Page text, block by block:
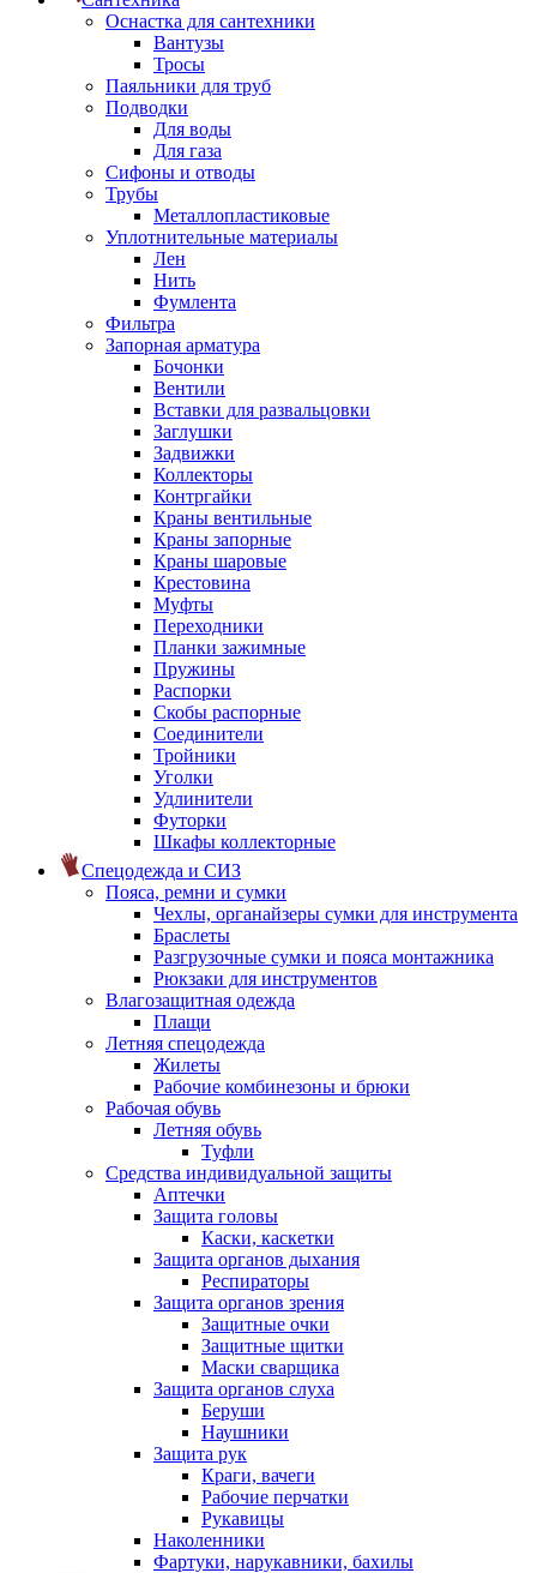
Оснастка для сантехники
Вантузы
Тросы
Паяльники для труб
Подводки
Для воды
Для газа
Сифоны и отводы
Трубы
Металлопластиковые
Уплотнительные материалы
Лен
Нить
Фумлента
Фильтра
Запорная арматура
Бочонки
Вентили
Вставки для развальцовки
Заглушки
Задвижки
Коллекторы
Контргайки
Краны вентильные
Краны запорные
Краны шаровые
Крестовина
Муфты
Переходники
Планки зажимные
Пружины
Распорки
Скобы распорные
Соединители
Тройники
Уголки
Удлинители
Футорки
Шкафы коллекторные
Спецодежда и СИЗ
Пояса, ремни и сумки
Чехлы, органайзеры сумки для инструмента
Браслеты
Разгрузочные сумки и пояса монтажника
Рюкзаки для инструментов
Влагозащитная одежда
Плащи
Летняя спецодежда
Жилеты
Рабочие комбинезоны и брюки
Рабочая обувь
Летняя обувь
Туфли
Средства индивидуальной защиты
Аптечки
Защита головы
Каски, каскетки
Защита органов дыхания
Респираторы
Защита органов зрения
Защитные очки
Защитные щитки
Маски сварщика
Защита органов слуха
Беруши
Наушники
Защита рук
Краги, вачеги
Рабочие перчатки
Рукавицы
Наколенники
Фартуки, нарукавники, бахилы